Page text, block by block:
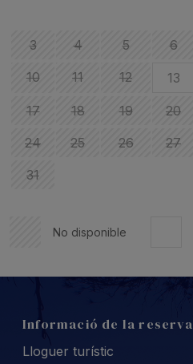
3
4 5 6
10
11 12 13
17 18 19 20
24
25 26 27
31
No disponible
Informació de la reserva
Lloguer turístic